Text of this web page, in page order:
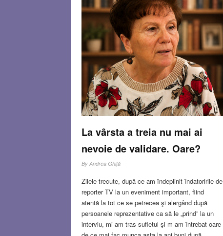
La vârsta a treia nu mai ai
nevoie de validare. Oare?
By Andrea Ghiţă
Zilele trecute, după ce am îndeplinit îndatoririle de
reporter TV la un eveniment important, fiind
atentă la tot ce se petrecea şi alergând după
persoanele reprezentative ca să le „prind” la un
interviu, mi-am tras sufletul şi m-am întrebat oare